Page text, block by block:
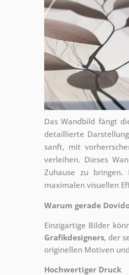
Das Wandbild fängt
detaillierte
sanft, mit
verleihen. Dieses
Zuhause zu
maximalen visuellen
Warum gerade
Einzigartige Bilder
Grafikdesigners, der
originellen Motiven
Hochwertiger Druck